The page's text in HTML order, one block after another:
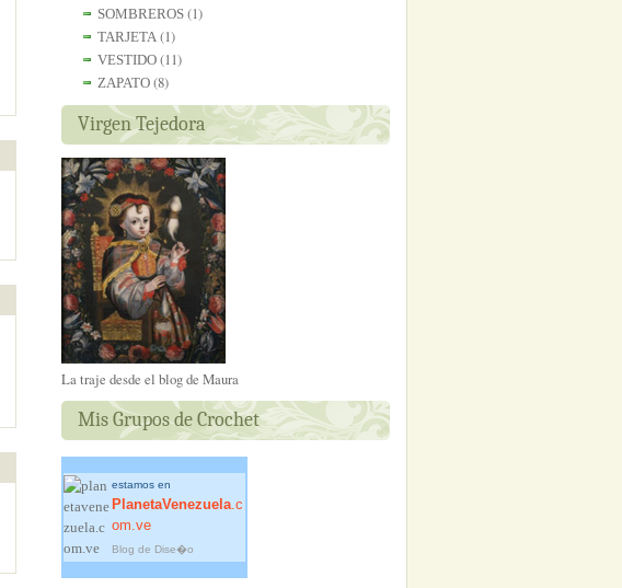
SOMBREROS (1)
TARJETA (1)
VESTIDO (11)
ZAPATO (8)
Virgen Tejedora
La traje desde el blog de Maura
Mis Grupos de Crochet
estamos en
PlanetaVenezuela .c
om.ve
Blog de Dise�o